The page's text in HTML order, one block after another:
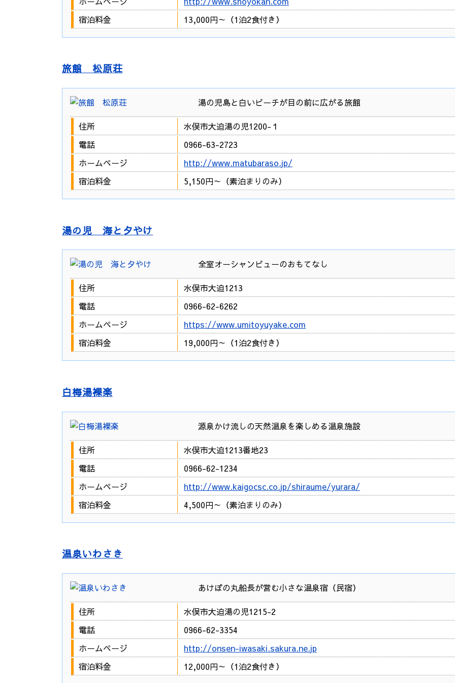
宿泊料金
13,000円～（1泊2食付き）
旅館 松原荘
湯の児島と白いビーチが目の前に広がる旅館
住所
水俣市大迫湯の児1200-１
電話
0966-63-2723
ホームページ
http://www.matubaraso.jp/
宿泊料金
5,150円～（素泊まりのみ）
湯の児 海と夕やけ
全室オーシャンビューのおもてなし
住所
水俣市大迫1213
電話
0966-62-6262
ホームページ
https://www.umitoyuyake.com
宿泊料金
19,000円～（1泊2食付き）
白梅湯裸楽
源泉かけ流しの天然温泉を楽しめる温泉施設
住所
水俣市大迫1213番地23
電話
0966-62-1234
ホームページ
http://www.kaigocsc.co.jp/shiraume/yurara/
宿泊料金
4,500円～（素泊まりのみ）
温泉いわさき
あけぼの丸船長が営む小さな温泉宿（民宿）
住所
水俣市大迫湯の児1215-2
電話
0966-62-3354
ホームページ
http://onsen-iwasaki.sakura.ne.jp
宿泊料金
12,000円～（1泊2食付き）